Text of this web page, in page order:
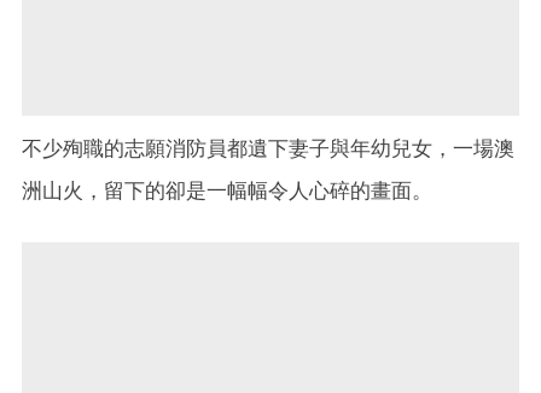
不少殉職的志願消防員都遺下妻子與年幼兒女，一場澳
洲山火，留下的卻是一幅幅令人心碎的畫面。